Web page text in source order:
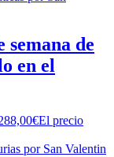
semana de
en el
€El precio